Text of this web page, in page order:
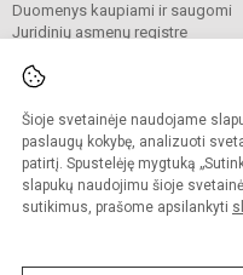
Šioje svetainėje naudojame
paslaugų kokybę, analizuoti
patirtį. Spustelėję mygtuką
slapukų naudojimu šioje
sutikimus, prašome apsilankyti
Duomenys kaupiami ir saugomi
Juridinių asmenų registre
© 2026. Šiaulių Salduvės
Kopijuoti turinį be raštiško įstaigos